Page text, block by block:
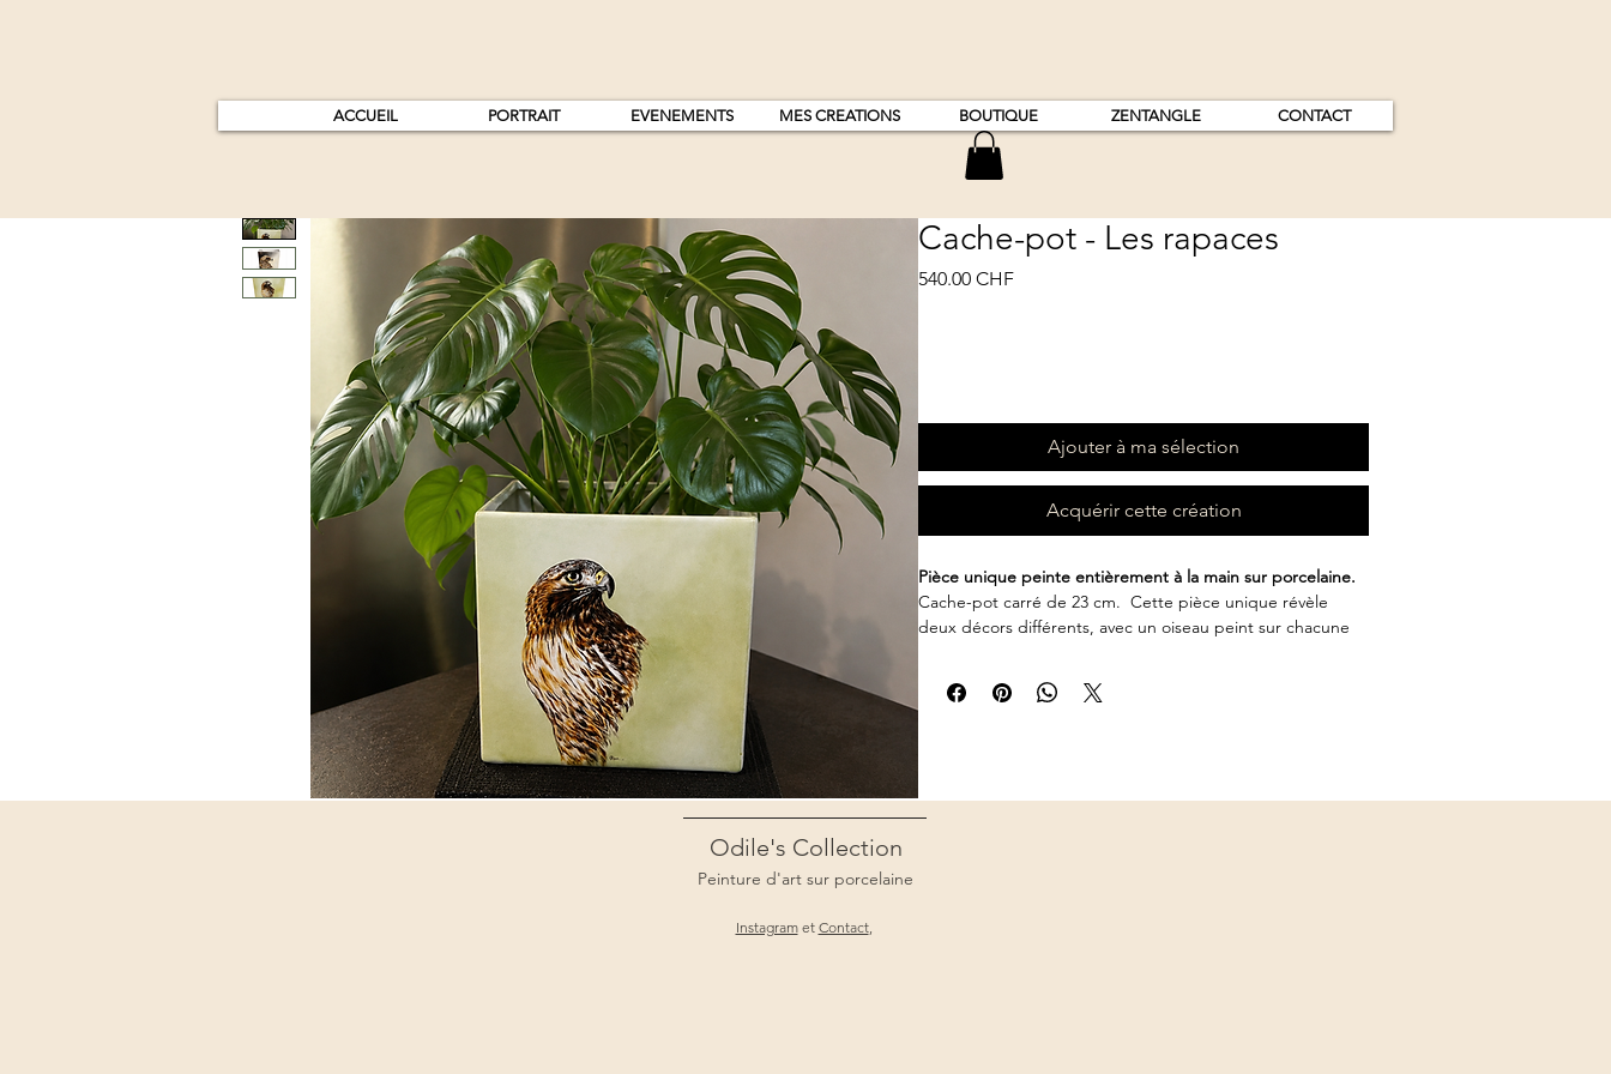
ACCUEIL PORTRAIT EVENEMENTS MES CREATIONS BOUTIQUE ZENTANGLE CONTACT
Cache-pot - Les rapaces
540.00 CHFPrix
Ajouter à ma sélection
Acquérir cette création
Pièce unique peinte entièrement à la main sur porcelaine.
Cache-pot carré de 23 cm. Cette pièce unique révèle
deux décors différents, avec un oiseau peint sur chacune
angles et offre un nouveau regard selon la façon dont elle
est présentée.
Odile's Collection
Peinture d'art sur porcelaine
Instagramet Contact,